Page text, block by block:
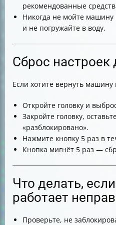
рекомендованные
Никогда не мойте
и не погружайте в воду.
Сброс настроек
Если хотите вернуть
Откройте головку и
Закройте головку,
«разблокировано».
Нажмите кнопку 5 раз в
Кнопка мигнёт 5 раз —
Что делать,
работает
Проверьте, не